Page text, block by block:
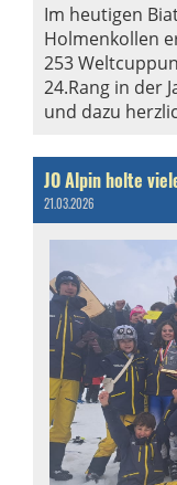
Im heutigen
Holmenkollen
253
24.Rang in der
und dazu
JO Alpin holte
21.03.2026